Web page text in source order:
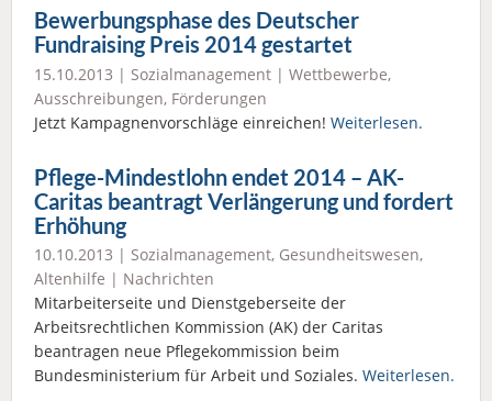
Bewerbungsphase des Deutscher
Fundraising Preis 2014 gestartet
15.10.2013 | Sozialmanagement | Wettbewerbe,
Ausschreibungen, Förderungen
Jetzt Kampagnenvorschläge einreichen! Weiterlesen.
Pflege-Mindestlohn endet 2014 – AK-
Caritas beantragt Verlängerung und fordert
Erhöhung
10.10.2013 | Sozialmanagement, Gesundheitswesen,
Altenhilfe | Nachrichten
Mitarbeiterseite und Dienstgeberseite der
Arbeitsrechtlichen Kommission (AK) der Caritas
beantragen neue Pflegekommission beim
Bundesministerium für Arbeit und Soziales. Weiterlesen.